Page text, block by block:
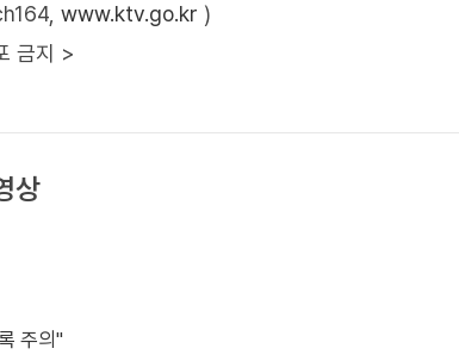
www.ktv.go.kr )
금지 >
상
주의"